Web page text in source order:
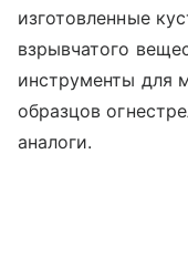
изготовленные
взрывчатого
инструменты для
образцов
аналоги.